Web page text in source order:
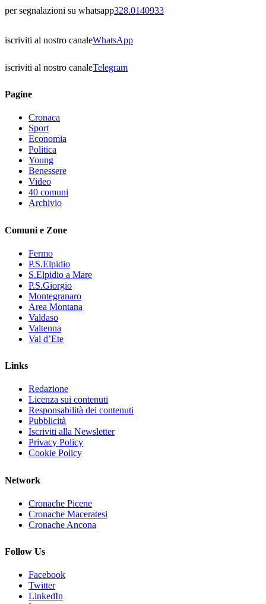
per segnalazioni su whatsapp328.0140933
iscriviti al nostro canaleWhatsApp
iscriviti al nostro canaleTelegram
Pagine
Cronaca
Sport
Economia
Politica
Young
Benessere
Video
40 comuni
Archivio
Comuni e Zone
Fermo
P.S.Elpidio
S.Elpidio a Mare
P.S.Giorgio
Montegranaro
Area Montana
Valdaso
Valtenna
Val d’Ete
Links
Redazione
Licenza sui contenuti
Responsabilità dei contenuti
Pubblicità
Iscriviti alla Newsletter
Privacy Policy
Cookie Policy
Network
Cronache Picene
Cronache Maceratesi
Cronache Ancona
Follow Us
Facebook
Twitter
LinkedIn